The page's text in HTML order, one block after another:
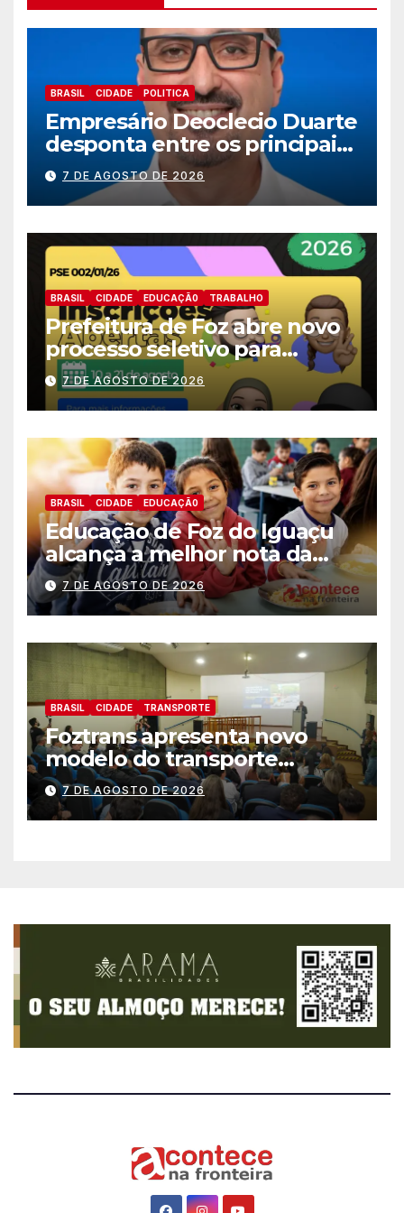
BRASIL CIDADE POLITICA
Empresário Deoclecio Duarte
desponta entre os principais
nomes do União Brasil para
deputado estadual
7 DE AGOSTO DE 2026
BRASIL CIDADE EDUCAÇÃ0 TRABALHO
Prefeitura de Foz abre novo
processo seletivo para
estagiários
7 DE AGOSTO DE 2026
BRASIL CIDADE EDUCAÇÃ0
Educação de Foz do Iguaçu
alcança a melhor nota da
história no IDEB
7 DE AGOSTO DE 2026
BRASIL CIDADE TRANSPORTE
Foztrans apresenta novo
modelo do transporte
coletivo em audiência
pública e avança para um
sistema mais moderno e
7 DE AGOSTO DE 2026